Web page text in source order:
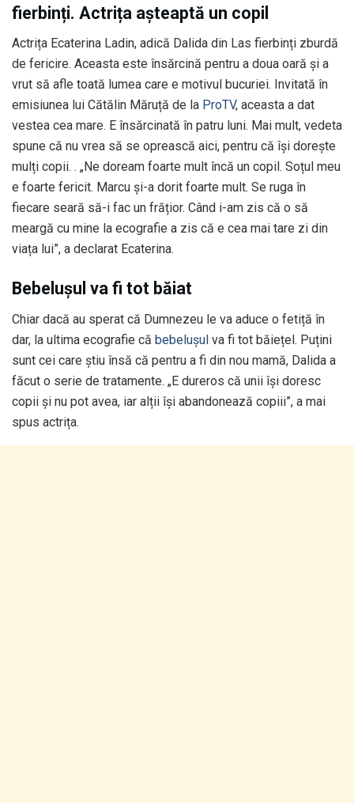
fierbinți. Actrița așteaptă un copil
Actrița Ecaterina Ladin, adică Dalida din Las fierbinți zburdă
de fericire. Aceasta este însărcină pentru a doua oară și a
vrut să afle toată lumea care e motivul bucuriei. Invitată în
emisiunea lui Cătălin Măruță de la ProTV, aceasta a dat
vestea cea mare. E însărcinată în patru luni. Mai mult, vedeta
spune că nu vrea să se oprească aici, pentru că își dorește
mulți copii. . „Ne doream foarte mult încă un copil. Soțul meu
e foarte fericit. Marcu și-a dorit foarte mult. Se ruga în
fiecare seară să-i fac un frățior. Când i-am zis că o să
meargă cu mine la ecografie a zis că e cea mai tare zi din
viața lui”, a declarat Ecaterina.
Bebelușul va fi tot băiat
Chiar dacă au sperat că Dumnezeu le va aduce o fetiță în
dar, la ultima ecografie că bebelușul va fi tot băiețel. Puțini
sunt cei care știu însă că pentru a fi din nou mamă, Dalida a
făcut o serie de tratamente. „E dureros că unii își doresc
copii și nu pot avea, iar alții își abandonează copiii”, a mai
spus actrița.